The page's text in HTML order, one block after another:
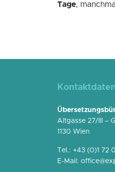
Tage,
Kontaktdaten
Altgasse 27/III –
1130 Wien
Tel.: +43 (0)1 72
E-Mail: